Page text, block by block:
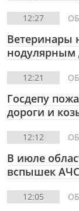
12:27
Ветеринары
нодулярным
12:21
Госдепу
дороги и
12:12
В июле
вспышек АЧС
12:05